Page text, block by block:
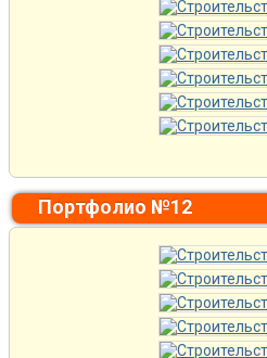
Портфолио №12